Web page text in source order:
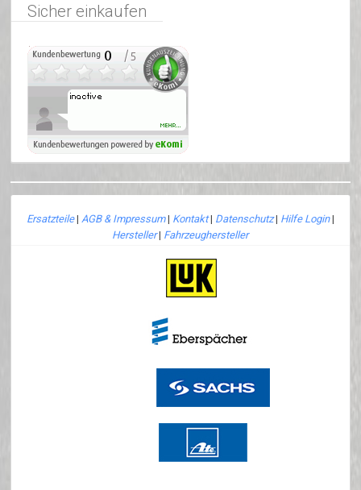
Sicher einkaufen
Ersatzteile| AGB & Impressum| Kontakt| Datenschutz| Hilfe Login|
Hersteller| Fahrzeughersteller